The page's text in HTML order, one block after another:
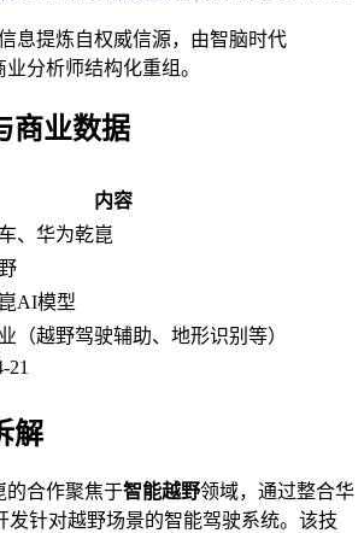
息提炼自权威信源，由智脑时代
业分析师结构化重组。
商业数据
内容
、华为乾崑
AI模型
（越野驾驶辅助、地形识别等）
21
解
的合作聚焦于智能越野领域，通过整合华
发针对越野场景的智能驾驶系统。该技